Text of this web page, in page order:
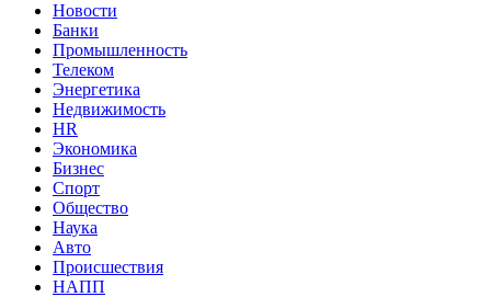
Новости
Банки
Промышленность
Телеком
Энергетика
Недвижимость
HR
Экономика
Бизнес
Спорт
Общество
Наука
Авто
Происшествия
НАПП